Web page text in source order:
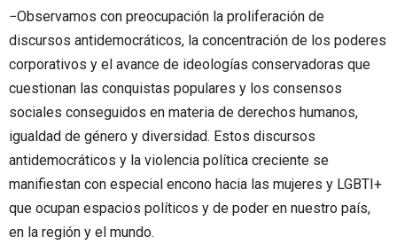
−Observamos con preocupación la proliferación de
discursos antidemocráticos, la concentración de los poderes
corporativos y el avance de ideologías conservadoras que
cuestionan las conquistas populares y los consensos
sociales conseguidos en materia de derechos humanos,
igualdad de género y diversidad. Estos discursos
antidemocráticos y la violencia política creciente se
manifiestan con especial encono hacia las mujeres y LGBTI+
que ocupan espacios políticos y de poder en nuestro país,
en la región y el mundo.